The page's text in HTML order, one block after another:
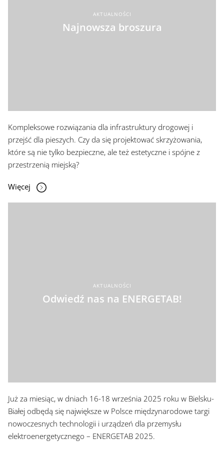
AKTUALNOŚCI
Najnowsza broszura
Kompleksowe rozwiązania dla infrastruktury drogowej i
przejść dla pieszych. Czy da się projektować skrzyżowania,
które są nie tylko bezpieczne, ale też estetyczne i spójne z
przestrzenią miejską?
Więcej
AKTUALNOŚCI
Odwiedź nas na ENERGETAB!
Już za miesiąc, w dniach 16-18 września 2025 roku w Bielsku-
Białej odbędą się największe w Polsce międzynarodowe targi
nowoczesnych technologii i urządzeń dla przemysłu
elektroenergetycznego – ENERGETAB 2025.